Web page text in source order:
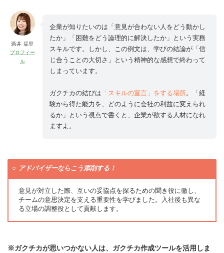
酒井 栞里
プロフィー
ル
企業が知りたいのは「意見が合わない人をどう動かし
たか」「困難をどう論理的に解決したか」という実務
スキルです。しかし、この例文は、学びの結論が「信
じ合うことの大切さ」という精神的な感想で終わって
しまっています。
ガクチカの結びは 「スキルの宣言」をする場所。「経
験から得た能力を、どのように会社の利益に変えられ
るか」という視点で書くと、企業が欲する人材になれ
ますよ。
アドバイザーならこう添削する！
意見が対立した際、互いの妥協点を探るための聞き役に徹し、
チームの意思決定を支える重要性を学びました。入社後も異な
る立場の調整役として貢献します。
※ガクチカが思いつかない人は、ガクチカ作成ツールを活用しま